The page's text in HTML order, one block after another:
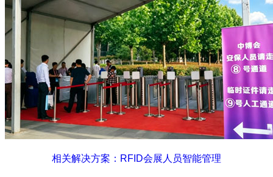
相关解决方案：RFID会展人员智能管理